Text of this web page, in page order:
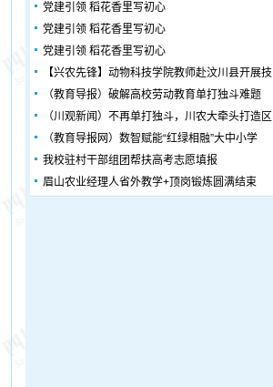
党建引领 稻花香里写初心
党建引领 稻花香里写初心
党建引领 稻花香里写初心
【兴农先锋】动物科技学院教师赴汶川县开展技
（教育导报）破解高校劳动教育单打独斗难题
（川观新闻）不再单打独斗，川农大牵头打造区
（教育导报网）数智赋能“红绿相融”大中小学
我校驻村干部组团帮扶高考志愿填报
眉山农业经理人省外教学+顶岗锻炼圆满结束